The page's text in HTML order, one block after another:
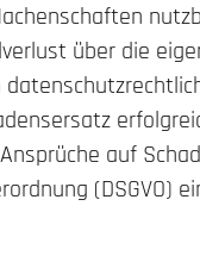
über die
auf
(DSGVO)